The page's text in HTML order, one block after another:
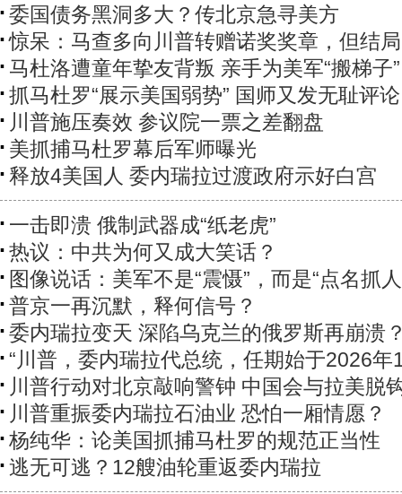
委国债务黑洞多大？传北京急寻美方
惊呆：马查多向川普转赠诺奖奖章，但结
马杜洛遭童年挚友背叛 亲手为美军“搬梯子”
抓马杜罗“展示美国弱势” 国师又发无耻评论
川普施压奏效 参议院一票之差翻盘
美抓捕马杜罗幕后军师曝光
释放4美国人 委内瑞拉过渡政府示好白宫
一击即溃 俄制武器成“纸老虎”
热议：中共为何又成大笑话？
图像说话：美军不是“震慑”，而是“点名抓
普京一再沉默，释何信号？
委内瑞拉变天 深陷乌克兰的俄罗斯再崩溃
“川普，委内瑞拉代总统，任期始于2026年
川普行动对北京敲响警钟 中国会与拉美脱
川普重振委内瑞拉石油业 恐怕一厢情愿？
杨纯华：论美国抓捕马杜罗的规范正当性
逃无可逃？12艘油轮重返委内瑞拉